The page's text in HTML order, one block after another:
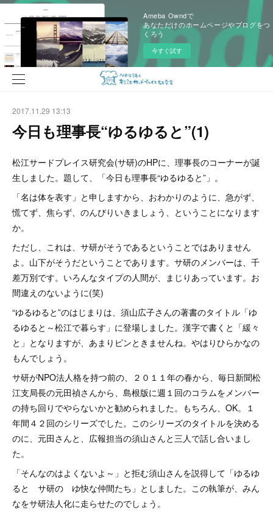
Ameba Owndで
あなただけのホームページやブログをつ
くろう
今すぐ試す
2017.11.29 13:13
今日も理事長“ゆるゆると”(1)
松江サードプレイス研究会(サ研)のHPに、理事長のコーナーが誕
生しました。題して、「今日も理事長“ゆるゆると”」。
「名は体を表す」と申しますから、おわかりのように、急がず、
慌てず、焦らず、のんびりいきましょう、ということになります
か。
ただし、これは、サ研がそうであるということではありません
よ。山下がそうだということであります。サ研のメンバーは、千
差万別です。いろんなタイプの人間が、まじりあっています。お
間違えのないように(笑)
“ゆるゆると”のはじまりは、須山広子さんの著書のタイトル「ゆ
るゆると～松江で暮らす」に登場しました。漢字で書くと「緩々
と」となりますが、あまりピンときませんね。やはりひらかなの
もんでしょう。
サ研がNPO法人格を持つ前の、２０１１年の春から、毎日新聞松
江支局長の元田禎さんから、島根版に週１回のコラムをメンバー
の持ち回りでやらないかと勧められました。もちろん、OK。１
年間４２回のシリーズでした。このシリーズのタイトルを決める
のに、元田さんと、広報担当の須山さんと三人で話し合いまし
た。
「そんなのはよくないよ～」と拒む須山さんを説得して「ゆるゆ
ると サ研の ゆ快な仲間たち」としました。この執筆が、みん
なをサ研法人化に走らせたのでしょう。